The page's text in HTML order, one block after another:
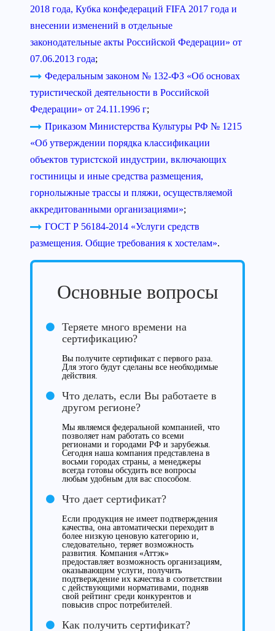
2018 года, Кубка конфедераций FIFA 2017 года и
внесении изменений в отдельные
законодательные акты Российской Федерации» от
07.06.2013 года;
Федеральным законом № 132-ФЗ «Об основах
туристической деятельности в Российской
Федерации» от 24.11.1996 г;
Приказом Министерства Культуры РФ № 1215
«Об утверждении порядка классификации
объектов туристской индустрии, включающих
гостиницы и иные средства размещения,
горнолыжные трассы и пляжи, осуществляемой
аккредитованными организациями»;
ГОСТ Р 56184-2014 «Услуги средств
размещения. Общие требования к хостелам».
Основные вопросы
Теряете много времени на
сертификацию?
Вы получите сертификат с первого раза.
Для этого будут сделаны все необходимые
действия.
Что делать, если Вы работаете в
другом регионе?
Мы являемся федеральной компанией, что
позволяет нам работать со всеми
регионами и городами РФ и зарубежья.
Сегодня наша компания представлена в
восьми городах страны, а менеджеры
всегда готовы обсудить все вопросы
любым удобным для вас способом.
Что дает сертификат?
Если продукция не имеет подтверждения
качества, она автоматически переходит в
более низкую ценовую категорию и,
следовательно, теряет возможность
развития. Компания «Аттэк»
предоставляет возможность организациям,
оказывающим услуги, получить
подтверждение их качества в соответствии
с действующими нормативами, подняв
свой рейтинг среди конкурентов и
повысив спрос потребителей.
Как получить сертификат?